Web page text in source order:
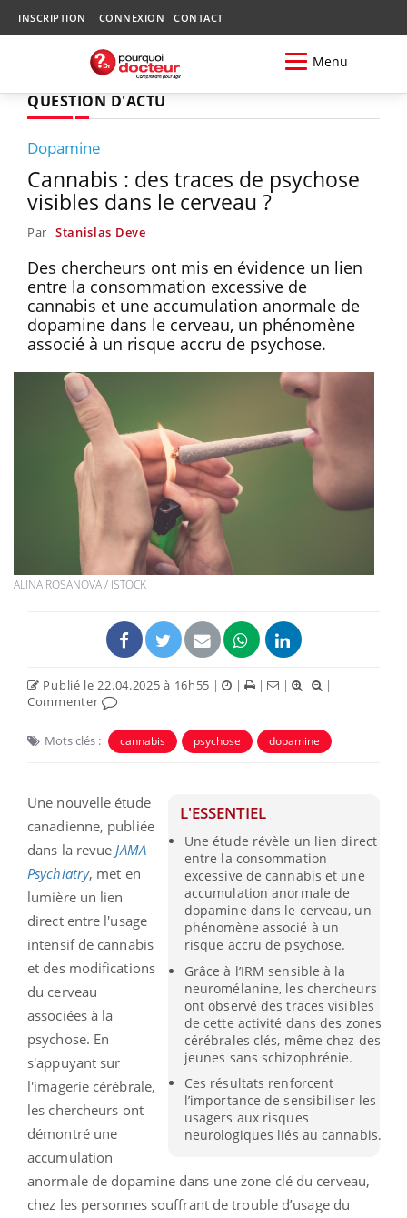
INSCRIPTION CONNEXION CONTACT
Menu
QUESTION D'ACTU
Dopamine
Cannabis : des traces de psychose
visibles dans le cerveau ?
Par Stanislas Deve
Des chercheurs ont mis en évidence un lien
entre la consommation excessive de
cannabis et une accumulation anormale de
dopamine dans le cerveau, un phénomène
associé à un risque accru de psychose.
ALINA ROSANOVA / ISTOCK
Publié le 22.04.2025 à 16h55 | | | |
|
Commenter
Mots clés : cannabis psychose dopamine
L'ESSENTIEL
Une étude révèle un lien direct
entre la consommation
excessive de cannabis et une
accumulation anormale de
dopamine dans le cerveau, un
phénomène associé à un
risque accru de psychose.
Grâce à l’IRM sensible à la
neuromélanine, les chercheurs
ont observé des traces visibles
de cette activité dans des zones
cérébrales clés, même chez des
jeunes sans schizophrénie.
Ces résultats renforcent
l’importance de sensibiliser les
usagers aux risques
neurologiques liés au cannabis.
Une nouvelle étude
canadienne, publiée
dans la revueJAMA
Psychiatry, met en
lumière un lien
direct entre l'usage
intensif de cannabis
et des modifications
du cerveau
associées à la
psychose. En
s'appuyant sur
l'imagerie cérébrale,
les chercheurs ont
démontré une
accumulation
anormale de dopamine dans une zone clé du cerveau,
chez les personnes souffrant de trouble d’usage du